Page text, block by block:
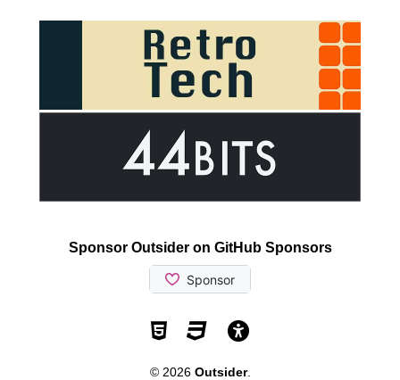
Sponsor Outsider on GitHub Sponsors
Valid HTML5
Valid CSS
WCAG 2.1 AA
© 2026 Outsider.